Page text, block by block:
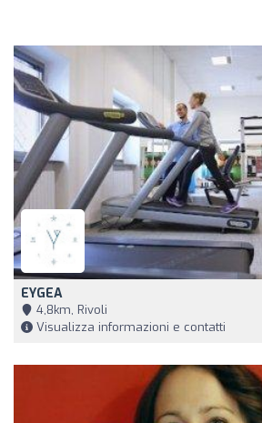
EYGEA
4,8km, Rivoli
Visualizza informazioni e contatti